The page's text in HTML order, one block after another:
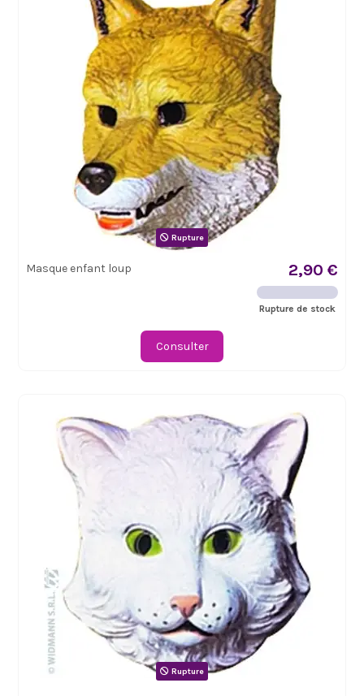
Rupture
Masque enfant loup 2,90 €
Rupture de stock
Consulter
Rupture